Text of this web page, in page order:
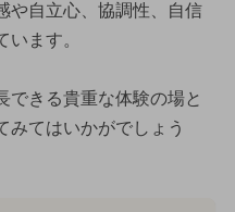
や自立心、協調性、自信
ます。
できる貴重な体験の場と
みてはいかがでしょう